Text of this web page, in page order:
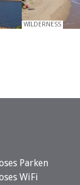
WILDERNESS
Parken
WiFi